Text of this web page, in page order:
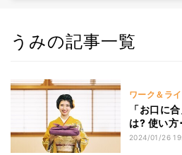
うみの記事一覧
ワーク＆ラ
「お口に
は? 使い
説
2024/01/26